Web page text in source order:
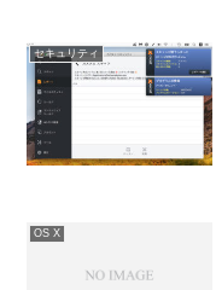
セキュリティ
OS X